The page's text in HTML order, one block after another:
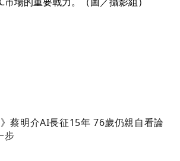
蔡明介AI長征15年 76歲仍親自看論
步